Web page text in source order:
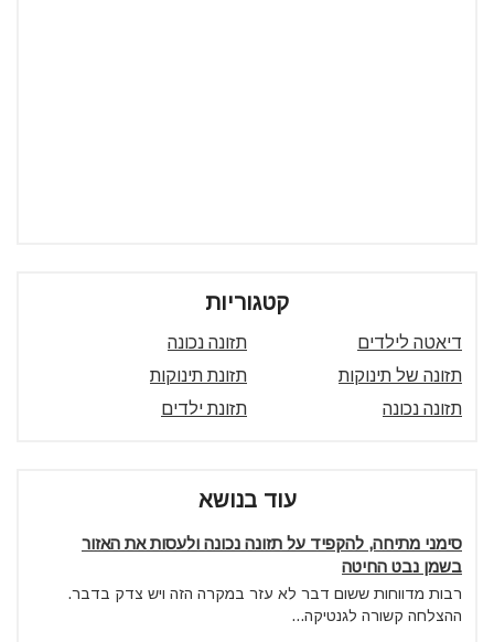
קטגוריות
דיאטה לילדים
תזונה נכונה
תזונה של תינוקות
תזונת תינוקות
תזונה נכונה
תזונת ילדים
עוד בנושא
סימני מתיחה, להקפיד על תזונה נכונה ולעסות את האזור
בשמן נבט החיטה
רבות מדווחות ששום דבר לא עזר במקרה הזה ויש צדק בדבר.
ההצלחה קשורה לגנטיקה...